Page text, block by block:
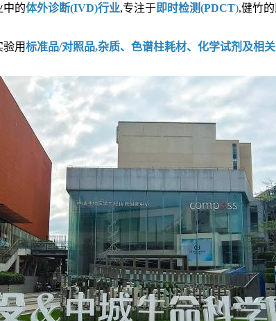
中的体外诊断(IVD)行业,专注于即时检测(PDCT),健竹
用标准品/对照品,杂质、色谱柱耗材、化学试剂及相